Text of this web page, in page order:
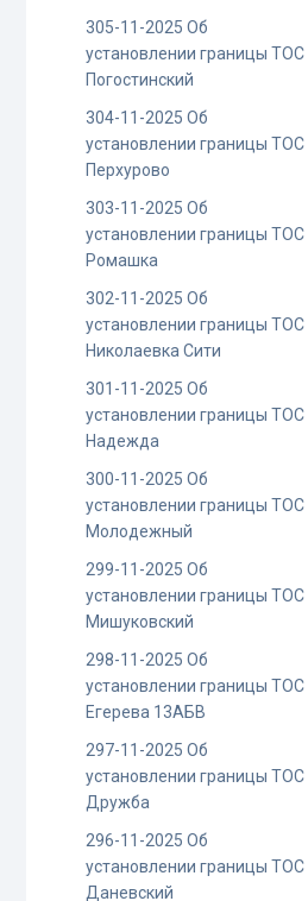
305-11-2025 Об
установлении границы ТОС
Погостинский
304-11-2025 Об
установлении границы ТОС
Перхурово
303-11-2025 Об
установлении границы ТОС
Ромашка
302-11-2025 Об
установлении границы ТОС
Николаевка Сити
301-11-2025 Об
установлении границы ТОС
Надежда
300-11-2025 Об
установлении границы ТОС
Молодежный
299-11-2025 Об
установлении границы ТОС
Мишуковский
298-11-2025 Об
установлении границы ТОС
Егерева 13АБВ
297-11-2025 Об
установлении границы ТОС
Дружба
296-11-2025 Об
установлении границы ТОС
Даневский